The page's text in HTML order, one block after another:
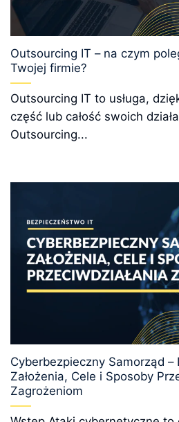
Outsourcing IT – na czym
Twojej firmie?
Outsourcing IT to usługa,
część lub całość swoich
Outsourcing...
Cyberbezpieczny Samorząd
Założenia, Cele i Sposoby
Zagrożeniom